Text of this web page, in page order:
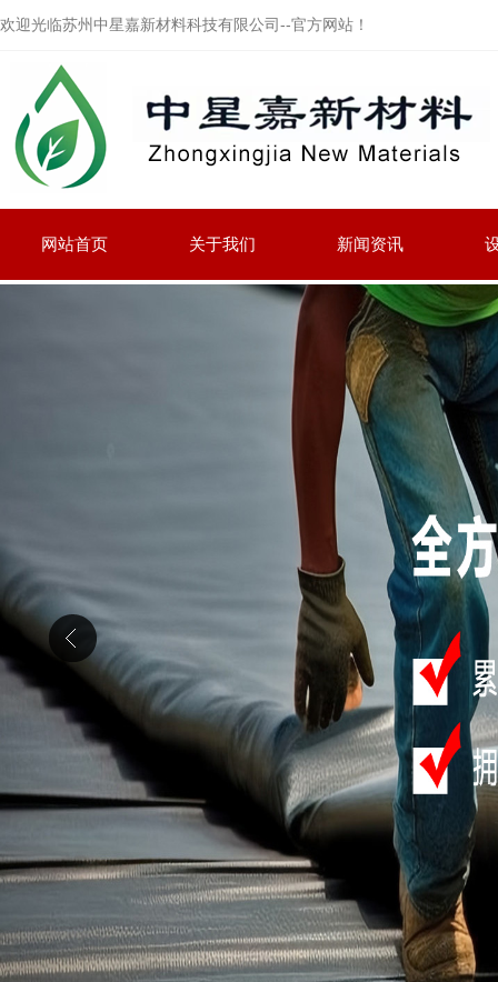
欢迎光临苏州中星嘉新材料科技有限公司--官方网站！
网站首页 关于我们 新闻资讯